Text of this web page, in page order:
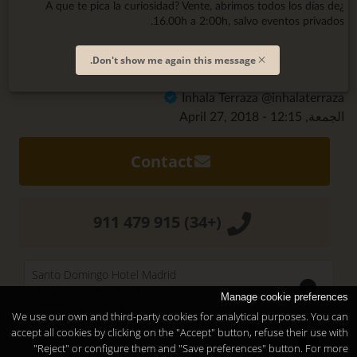
¿A que te pica la curiosidad? Vente, abrimos todos los días de
16.00h a 2:00h, salvo eventos privados.
Inhala Terraza @inhalaterraza
الجمعة, April 27, 2018 - 12:15
Contact
(+34) 915 479 911
Santo Domingo Hotel Madrid
Temporary Closed
See you atSunset Lookers
Manage cookie preferences
We use our own and third-party cookies for analytical purposes. You can
accept all cookies by clicking on the "Accept" button, refuse their use with
"Reject" or configure them and "Save preferences" button. For more
Don't show me again this message.